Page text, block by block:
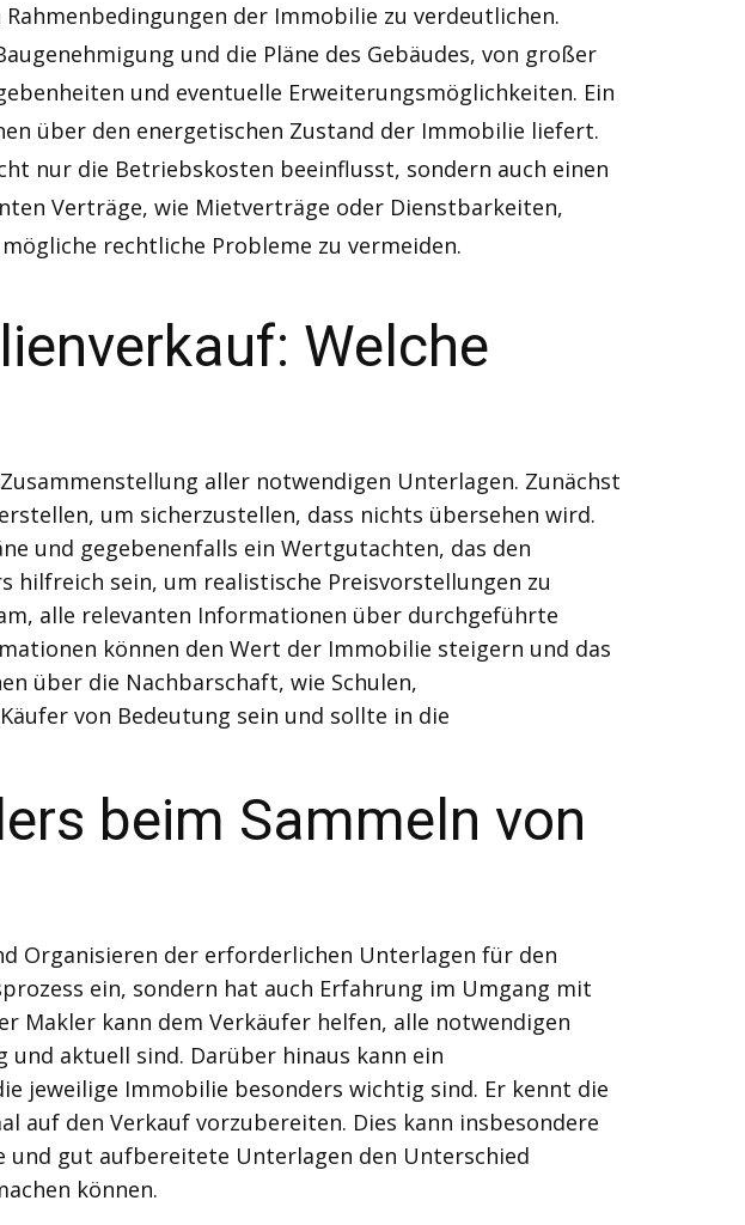
der Immobilie zu verdeutlichen.
und die Pläne des Gebäudes, von großer
und eventuelle Erweiterungsmöglichkeiten. Ein
über den energetischen Zustand der Immobilie liefert.
nur die Betriebskosten beeinflusst, sondern auch einen
Verträge, wie Mietverträge oder Dienstbarkeiten,
rechtliche Probleme zu vermeiden.
Welche
aller notwendigen Unterlagen. Zunächst
um sicherzustellen, dass nichts übersehen wird.
und gegebenenfalls ein Wertgutachten, das den
hilfreich sein, um realistische Preisvorstellungen zu
alle relevanten Informationen über durchgeführte
können den Wert der Immobilie steigern und das
über die Nachbarschaft, wie Schulen,
von Bedeutung sein und sollte in die
beim Sammeln von
Organisieren der erforderlichen Unterlagen für den
ein, sondern hat auch Erfahrung im Umgang mit
Makler kann dem Verkäufer helfen, alle notwendigen
aktuell sind. Darüber hinaus kann ein
jeweilige Immobilie besonders wichtig sind. Er kennt die
auf den Verkauf vorzubereiten. Dies kann insbesondere
gut aufbereitete Unterlagen den Unterschied
können.